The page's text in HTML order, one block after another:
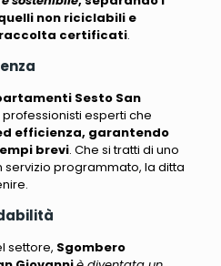
non riciclabili e
certificati.
Sesto San
esperti che
efficienza, garantendo
brevi. Che si tratti di uno
programmato, la ditta
settore, Sgombero